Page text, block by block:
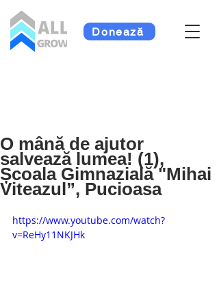
Donează
O mână de ajutor
salvează lumea! (1),
Școala Gimnazială "Mihai
Viteazul”, Pucioasa
https://www.youtube.com/watch?
v=ReHy11NKJHk